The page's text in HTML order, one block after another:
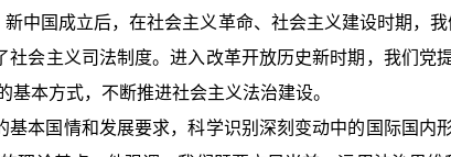
中国成立后，在社会主义革命、社会主义建设时期，
会主义司法制度。进入改革开放历史新时期，我们党
本方式，不断推进社会主义法治建设。
本国情和发展要求，科学识别深刻变动中的国际国内